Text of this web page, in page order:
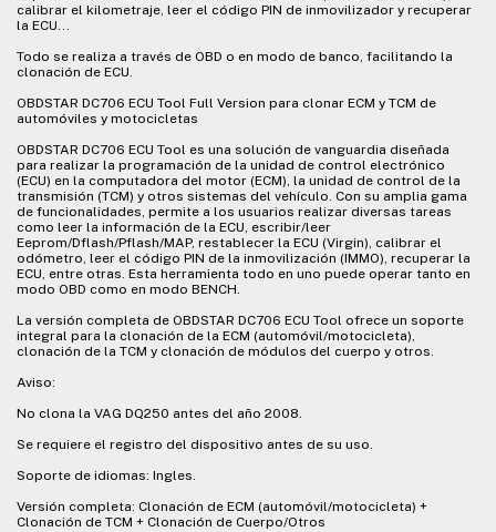
calibrar el kilometraje, leer el código PIN de inmovilizador y recuperar
la ECU...
Todo se realiza a través de OBD o en modo de banco, facilitando la
clonación de ECU.
OBDSTAR DC706 ECU Tool Full Version para clonar ECM y TCM de
automóviles y motocicletas
OBDSTAR DC706 ECU Tool es una solución de vanguardia diseñada
para realizar la programación de la unidad de control electrónico
(ECU) en la computadora del motor (ECM), la unidad de control de la
transmisión (TCM) y otros sistemas del vehículo. Con su amplia gama
de funcionalidades, permite a los usuarios realizar diversas tareas
como leer la información de la ECU, escribir/leer
Eeprom/Dflash/Pflash/MAP, restablecer la ECU (Virgin), calibrar el
odómetro, leer el código PIN de la inmovilización (IMMO), recuperar la
ECU, entre otras. Esta herramienta todo en uno puede operar tanto en
modo OBD como en modo BENCH.
La versión completa de OBDSTAR DC706 ECU Tool ofrece un soporte
integral para la clonación de la ECM (automóvil/motocicleta),
clonación de la TCM y clonación de módulos del cuerpo y otros.
Aviso:
No clona la VAG DQ250 antes del año 2008.
Se requiere el registro del dispositivo antes de su uso.
Soporte de idiomas: Ingles.
Versión completa: Clonación de ECM (automóvil/motocicleta) +
Clonación de TCM + Clonación de Cuerpo/Otros